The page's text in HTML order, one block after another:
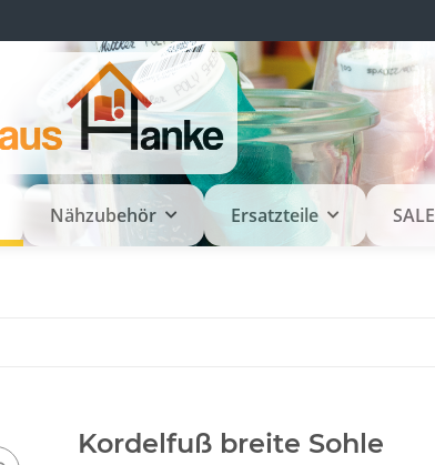
Nähzubehör Ersatzteile SALE
Kordelfuß breite Sohle